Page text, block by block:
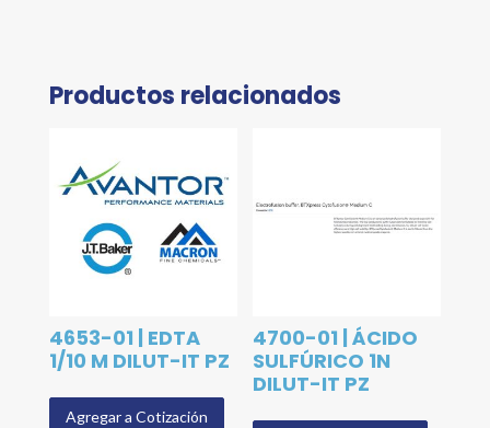
Productos relacionados
4653-01 | EDTA
1/10 M DILUT-IT PZ
Agregar a Cotización
4700-01 | ÁCIDO
SULFÚRICO 1N
DILUT-IT PZ